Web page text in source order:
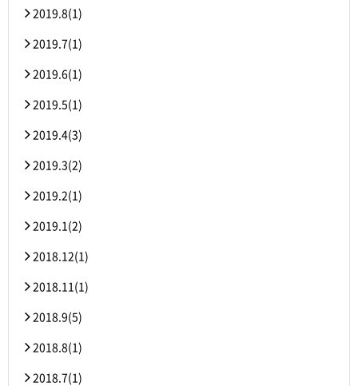
2019.8(1)
2019.7(1)
2019.6(1)
2019.5(1)
2019.4(3)
2019.3(2)
2019.2(1)
2019.1(2)
2018.12(1)
2018.11(1)
2018.9(5)
2018.8(1)
2018.7(1)